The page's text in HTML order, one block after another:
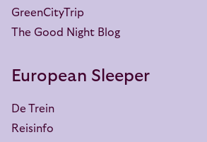
GreenCityTrip
The Good Night Blog
European Sleeper
De Trein
Reisinfo